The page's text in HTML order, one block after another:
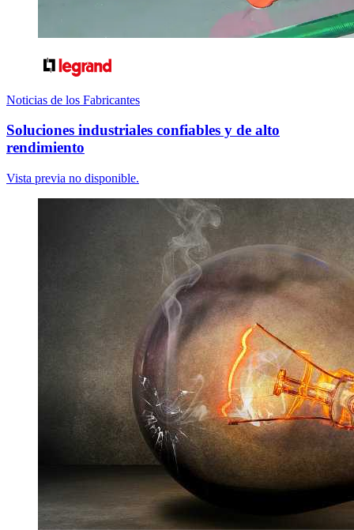
Noticias de los Fabricantes
Soluciones industriales confiables y de alto
rendimiento
Vista previa no disponible.